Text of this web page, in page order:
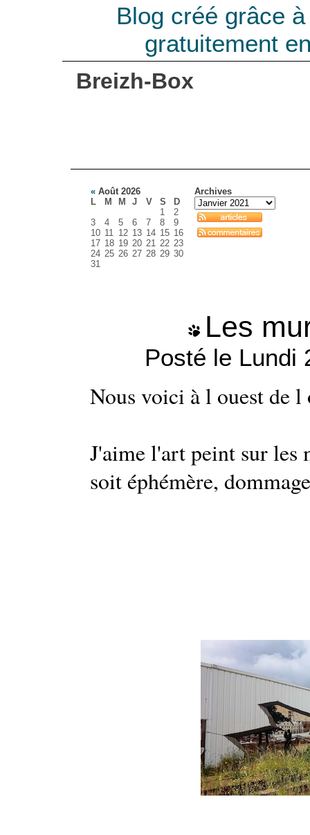
Blog créé grâce
gratuitement
Breizh-Box
« Août 2026
L
M M J V S
D
1
2
3
4 5 6 7 8
9
10 11 12 13 14 15 16
17 18 19 20 21 22 23
24 25 26 27 28 29 30
31
Archives
Les
Posté le Lundi
Nous voici à l ouest de l
J'aime l'art peint sur les
soit éphémère,